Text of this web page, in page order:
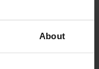
About
le premier
de transbordement,